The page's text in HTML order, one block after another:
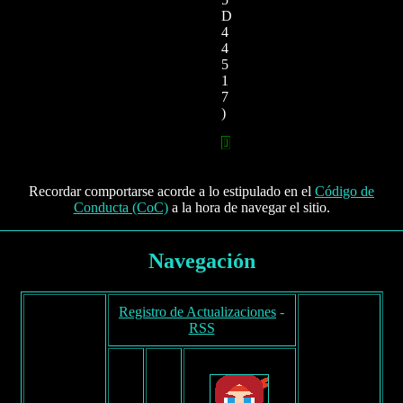
D
4
4
5
1
7
)
Recordar comportarse acorde a lo estipulado en el Código de
Conducta (CoC)a la hora de navegar el sitio.
Navegación
Registro de Actualizaciones -
RSS